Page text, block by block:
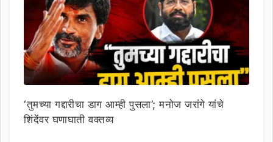
‘तुमच्या गद्दारीचा डाग आम्ही पुसला’; मनोज जरांगे यांचे
शिंदेंवर घणाघाती वक्तव्य